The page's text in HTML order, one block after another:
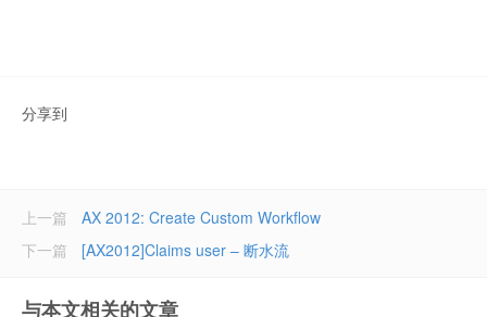
分享到
上一篇
AX 2012: Create Custom Workflow
[AX2012]Claims user – 断水流
下一篇
与本文相关的文章